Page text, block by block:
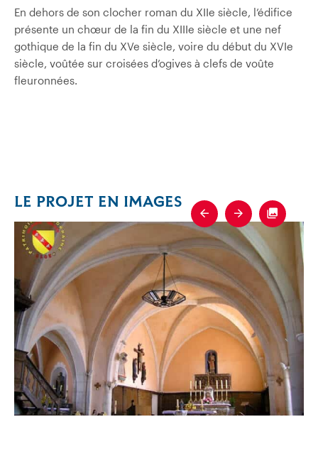
En dehors de son clocher roman du XIIe siècle, l’édifice
présente un chœur de la fin du XIIIe siècle et une nef
gothique de la fin du XVe siècle, voire du début du XVIe
siècle, voûtée sur croisées d’ogives à clefs de voûte
fleuronnées.
LE PROJET EN IMAGES
Previous
Next